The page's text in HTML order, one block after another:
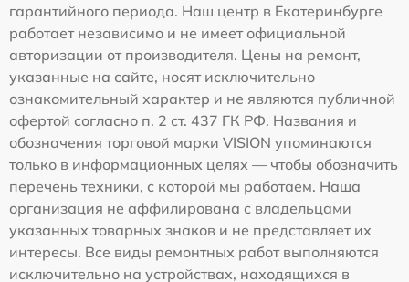
гарантийного периода. Наш центр в Екатеринбурге
работает независимо и не имеет официальной
авторизации от производителя. Цены на ремонт,
указанные на сайте, носят исключительно
ознакомительный характер и не являются публичной
офертой согласно п. 2 ст. 437 ГК РФ. Названия и
обозначения торговой марки VISION упоминаются
только в информационных целях — чтобы обозначить
перечень техники, с которой мы работаем. Наша
организация не аффилирована с владельцами
указанных товарных знаков и не представляет их
интересы. Все виды ремонтных работ выполняются
исключительно на устройствах, находящихся в